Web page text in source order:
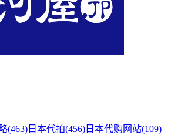
(463) 日本代拍(456) 日本代购网站(109)